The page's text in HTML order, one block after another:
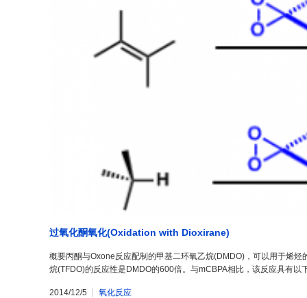
过氧化酮氧化(Oxidation with Dioxirane)
概要丙酮与Oxone反应配制的甲基二环氧乙烷(DMDO)，可以用于烯
烷(TFDO)的反应性是DMDO的600倍。与mCBPA相比，该反应具有
2014/12/5 氧化反应